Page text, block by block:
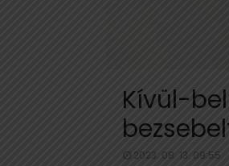
Kívül-
2023. 08. 13. 09:55